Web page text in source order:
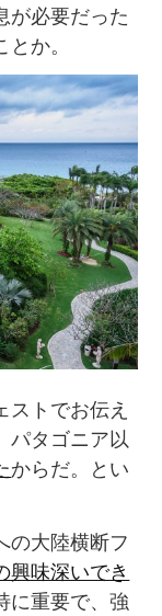
が必要だった
か。
トでお伝え
パタゴニア以
からだ。とい
の大陸横断フ
興味深いでき
に重要で、強